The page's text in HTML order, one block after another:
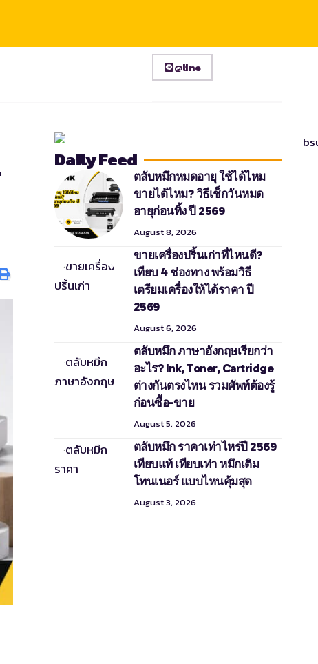
@line
Daily Feed
ตลับหมึกหมดอายุ ใช้ได้ไหม
ขายได้ไหม? วิธีเช็กวันหมด
อายุก่อนทิ้ง ปี 2569
August 8, 2026
ขายเครื่องปริ้นเก่าที่ไหนดี?
เทียบ 4 ช่องทาง พร้อมวิธี
เตรียมเครื่องให้ได้ราคา ปี
2569
August 6, 2026
ตลับหมึก ภาษาอังกฤษเรียกว่า
อะไร? Ink, Toner, Cartridge
ต่างกันตรงไหน รวมศัพท์ต้องรู้
ก่อนซื้อ-ขาย
August 5, 2026
ตลับหมึก ราคาเท่าไหร่ปี 2569
เทียบแท้ เทียบเท่า หมึกเติม
โทนเนอร์ แบบไหนคุ้มสุด
August 3, 2026